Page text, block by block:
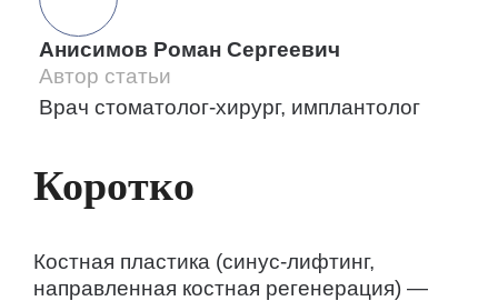
Анисимов Роман Сергеевич
Автор статьи
Врач стоматолог-хирург, имплантолог
Коротко
Костная пластика (синус-лифтинг,
направленная костная регенерация) —